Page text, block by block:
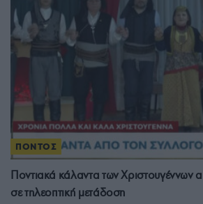
ΠΟΝΤΟΣ
Ποντιακά κάλαντα των Χριστουγέννων
σε τηλεοπτική μετάδοση